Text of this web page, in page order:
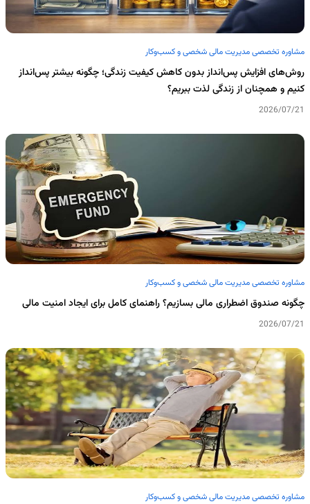
مشاوره تخصصی مدیریت مالی شخصی و کسب‌وکار
روش‌های افزایش پس‌انداز بدون کاهش کیفیت زندگی؛ چگونه بیشتر پس‌انداز
کنیم و همچنان از زندگی لذت ببریم؟
2026/07/21
مشاوره تخصصی مدیریت مالی شخصی و کسب‌وکار
چگونه صندوق اضطراری مالی بسازیم؟ راهنمای کامل برای ایجاد امنیت مالی
2026/07/21
مشاوره تخصصی مدیریت مالی شخصی و کسب‌وکار